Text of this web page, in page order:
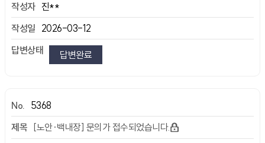
진**
2026-03-12
답변완료
5368
[노안·백내장] 문의가 접수되었습니다.